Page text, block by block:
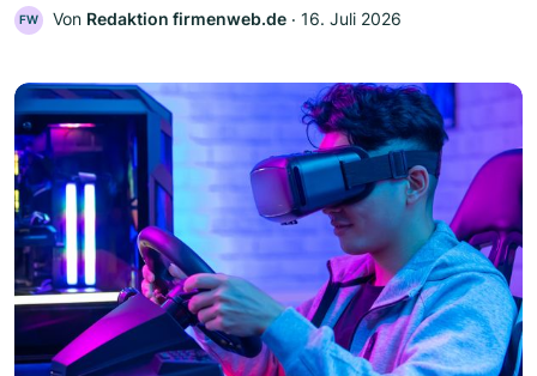
FW Von Redaktion firmenweb.de ‧ 16. Juli 2026